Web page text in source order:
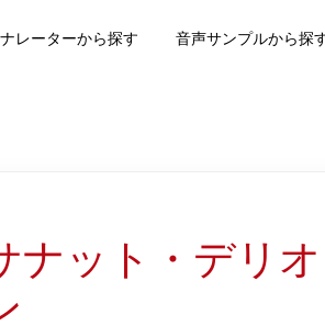
ナレーターから探す 音声サンプルから探
ナット・デリ